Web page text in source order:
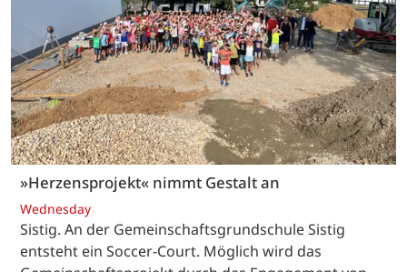
»Herzensprojekt« nimmt Gestalt an
Wednesday
Sistig. An der Gemeinschaftsgrundschule Sistig
entsteht ein Soccer-Court. Möglich wird das